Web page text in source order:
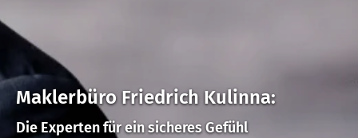
Maklerbüro Friedrich Kulinna:
Die Experten für ein sicheres Gefühl